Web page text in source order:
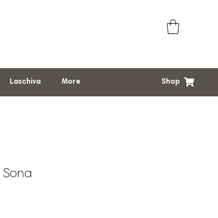
Laschiva More Shop